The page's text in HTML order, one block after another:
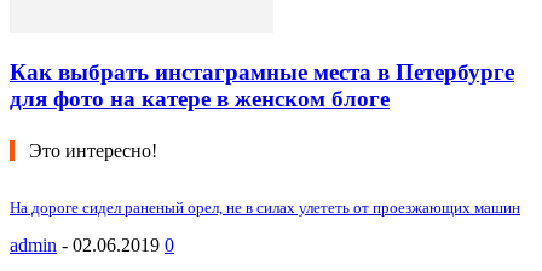
Как выбрать инстаграмные места в Петербурге
для фото на катере в женском блоге
Это интересно!
На дороге сидел раненый орел, не в силах улететь от проезжающих машин
admin - 02.06.2019 0